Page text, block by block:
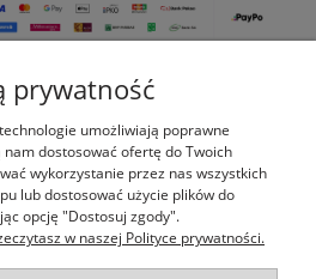
Pomoc
Moje konto
i dostawa
Informacje
prywatność
umożliwiają poprawne
dostosować ofertę do Twoich
wykorzystanie przez nas wszystkich
lub dostosować użycie plików do
opcję "Dostosuj zgody".
w naszej Polityce prywatności.